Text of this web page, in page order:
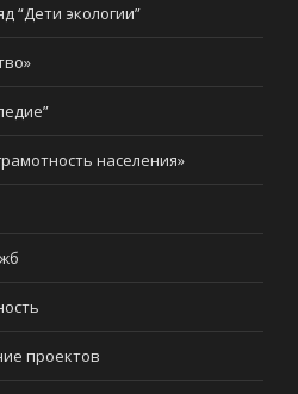
“Дети экологии”
населения»
проектов